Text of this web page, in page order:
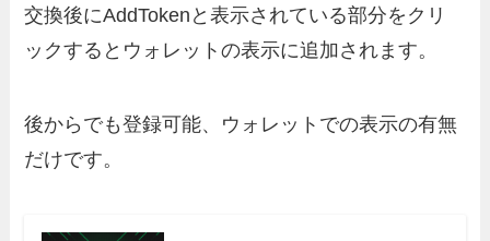
交換後にAddTokenと表示されている部分をクリ
ックするとウォレットの表示に追加されます。
後からでも登録可能、ウォレットでの表示の有無
だけです。